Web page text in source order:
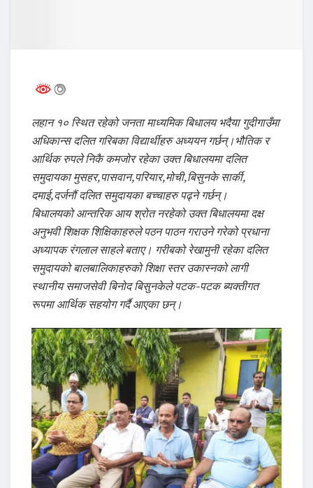
लहान १० स्थित रहेको जनता माध्यमिक बिधालय भदैया गुदीगाउँमा
अधिकान्स दलित गरिबका विद्यार्थीहरु अध्ययन गर्छन्।भौतिक र
आर्थिक रुपले निकै कमजोर रहेका उक्त बिधालयमा दलित
समुदायका मुसहर,पासवान,परियार,मोची,बिसुनके सार्की,
दमाई,दर्जनौं दलित समुदायका बच्चाहरु पढ्ने गर्छन्।
बिधालयको आन्तरिक आय श्रोत नरहेको उक्त बिधालयमा दक्ष
अनुभवी शिक्षक शिक्षिकाहरुले पठन पाठन गराउने गरेको प्रधाना
अध्यापक रंगलाल साहले बताए। गरीबको रेखामुनी रहेका दलित
समुदायको बालबालिकाहरुको शिक्षा स्तर उकास्नको लागी
स्थानीय समाजसेवी बिनोद बिसुनकेले पटक-पटक ब्यक्तीगत
रूपमा आर्थिक सहयोग गर्दै आएका छन्।